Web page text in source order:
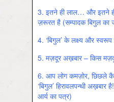
3. इतने ही लाल… और इतने
ज़रूरत है (सम्पादक बिगुल
4. ‘बिगुल’ के लक्ष्य और
5. मज़दूर अख़बार – किस
6. आप लोग कमज़ोर, छिछले
‘बिगुल’ हिरावलपन्थी
आर्य का पत्र)